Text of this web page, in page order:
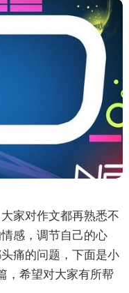
家对作文都再熟悉不
感，调节自己的心
痛的问题，下面是小
，希望对大家有所帮